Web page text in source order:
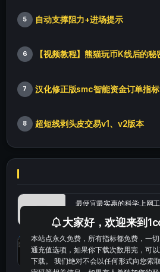
5 自动支撑阻力+进场提示
6 【视频教程】熊猫玩币K线后的秘
7 汉化修正版smc智能资金订单指标
8 超短线剥头皮交易v1、v2版本
最便宜最实惠的科学上网
统计涨跌幅的python代码
大家好，欢迎来到
本站点永久免费，所有指标都免费，一
通充值选项，如果你下载次数用完，可
下载。 我们绝对不会以任何形式向您索